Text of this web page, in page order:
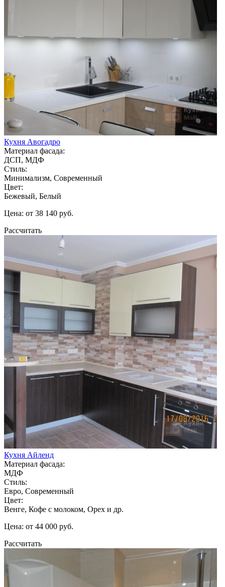
Кухня Авогадро
Материал фасада:
ДСП, МДФ
Стиль:
Минимализм, Современный
Цвет:
Бежевый, Белый
Цена: от 38 140 руб.
Рассчитать
Кухня Айленд
Материал фасада:
МДФ
Стиль:
Евро, Современный
Цвет:
Венге, Кофе с молоком, Орех и др.
Цена: от 44 000 руб.
Рассчитать